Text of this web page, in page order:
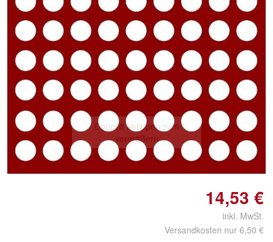
Doppelt antippen zum
vergrößern
14,53 €
inkl. MwSt.
Versandkosten nur 6,50 €